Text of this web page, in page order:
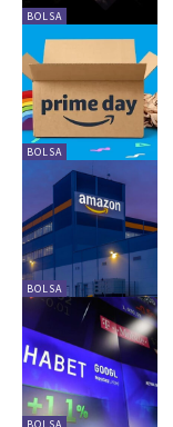
BOLSA
BOLSA
BOLSA